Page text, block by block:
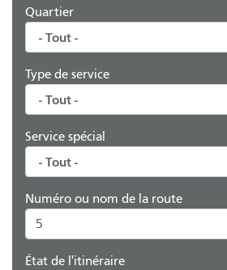
Quartier
Type de service
Service spécial
Numéro ou nom de la route
État de l'itinéraire